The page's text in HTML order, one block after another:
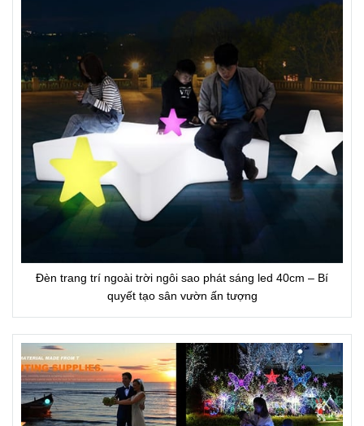
Đèn trang trí ngoài trời ngôi sao phát sáng led 40cm – Bí
quyết tạo sân vườn ấn tượng